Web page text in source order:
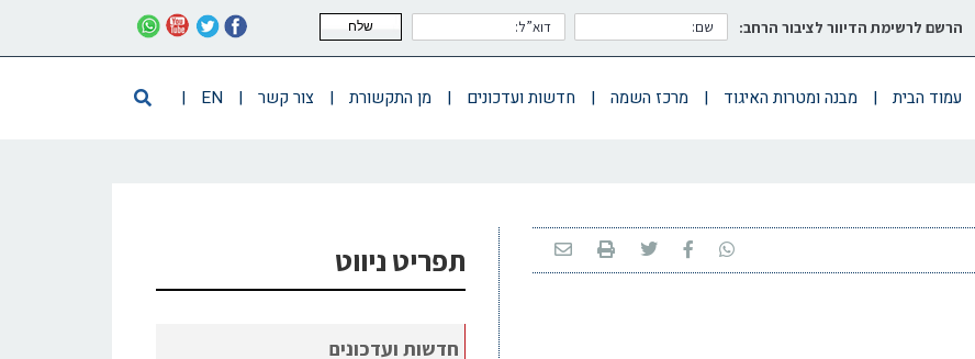
הרשם לרשימת הדיוור לציבור הרחב: שלח
עמוד הבית | מבנה ומטרות האיגוד | מרכז השמה | חדשות ועדכונים | מן התקשורת | צור קשר |
EN
|
תפריט ניווט
חדשות ועדכונים